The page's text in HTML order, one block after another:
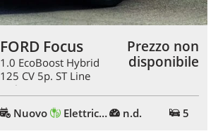
FORD Focus
1.0 EcoBoost Hybrid
125 CV 5p. ST Line
Style
Prezzo non
disponibile
Nuovo Elettrica/Benzina n.d. 5